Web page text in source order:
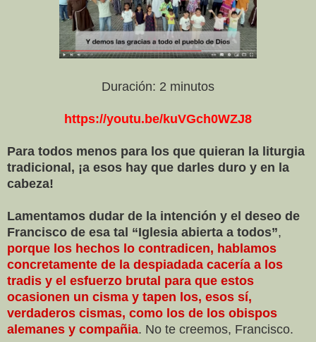
Duración: 2 minutos
https://youtu.be/kuVGch0WZJ8
Para todos menos para los que quieran la liturgia
tradicional, ¡a esos hay que darles duro y en la
cabeza!
Lamentamos dudar de la intención y el deseo de
Francisco de esa tal “Iglesia abierta a todos”,
porque los hechos lo contradicen, hablamos
concretamente de la despiadada cacería a los
tradis y el esfuerzo brutal para que estos
ocasionen un cisma y tapen los, esos sí,
verdaderos cismas, como los de los obispos
alemanes y compañia. No te creemos, Francisco.